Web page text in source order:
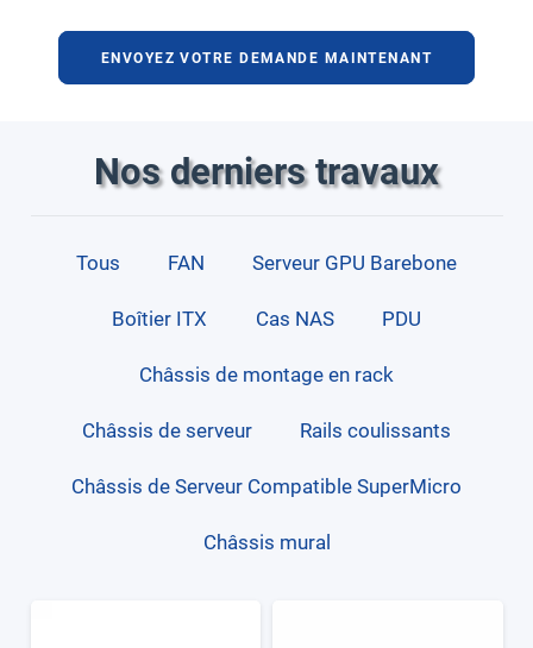
ENVOYEZ VOTRE DEMANDE MAINTENANT
Nos derniers travaux
Tous FAN Serveur GPU Barebone
Boîtier ITX Cas NAS PDU
Châssis de montage en rack
Châssis de serveur Rails coulissants
Châssis de Serveur Compatible SuperMicro
Châssis mural